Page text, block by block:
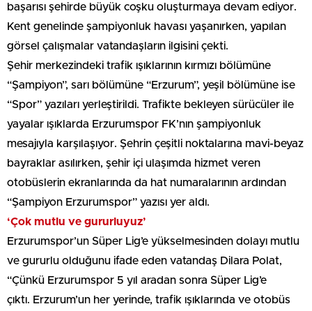
başarısı şehirde büyük coşku oluşturmaya devam ediyor.
Kent genelinde şampiyonluk havası yaşanırken, yapılan
görsel çalışmalar vatandaşların ilgisini çekti.
Şehir merkezindeki trafik ışıklarının kırmızı bölümüne
“Şampiyon”, sarı bölümüne “Erzurum”, yeşil bölümüne ise
“Spor” yazıları yerleştirildi. Trafikte bekleyen sürücüler ile
yayalar ışıklarda Erzurumspor FK’nın şampiyonluk
mesajıyla karşılaşıyor. Şehrin çeşitli noktalarına mavi-beyaz
bayraklar asılırken, şehir içi ulaşımda hizmet veren
otobüslerin ekranlarında da hat numaralarının ardından
“Şampiyon Erzurumspor” yazısı yer aldı.
‘Çok mutlu ve gururluyuz’
Erzurumspor’un Süper Lig’e yükselmesinden dolayı mutlu
ve gururlu olduğunu ifade eden vatandaş Dilara Polat,
“Çünkü Erzurumspor 5 yıl aradan sonra Süper Lig’e
çıktı. Erzurum’un her yerinde, trafik ışıklarında ve otobüs